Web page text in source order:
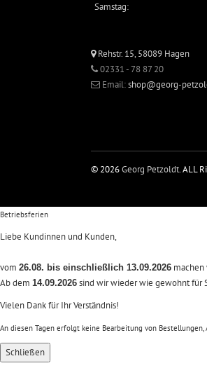
Samstag:
Rehstr. 15, 58089 Hagen
02331 - 78 87 20
Email:shop@georg-
© 2026Georg Petzoldt. ALL
Betriebsferien
Liebe Kundinnen und Kunden,
vom 26.08. bis einschließlich 13.09.2026 machen
Ab dem 14.09.2026 sind wir wieder wie gewohnt für
Vielen Dank für Ihr Verständnis!
An diesen Tagen erfolgt keine Bearbeitung von Bestellungen,
Schließen